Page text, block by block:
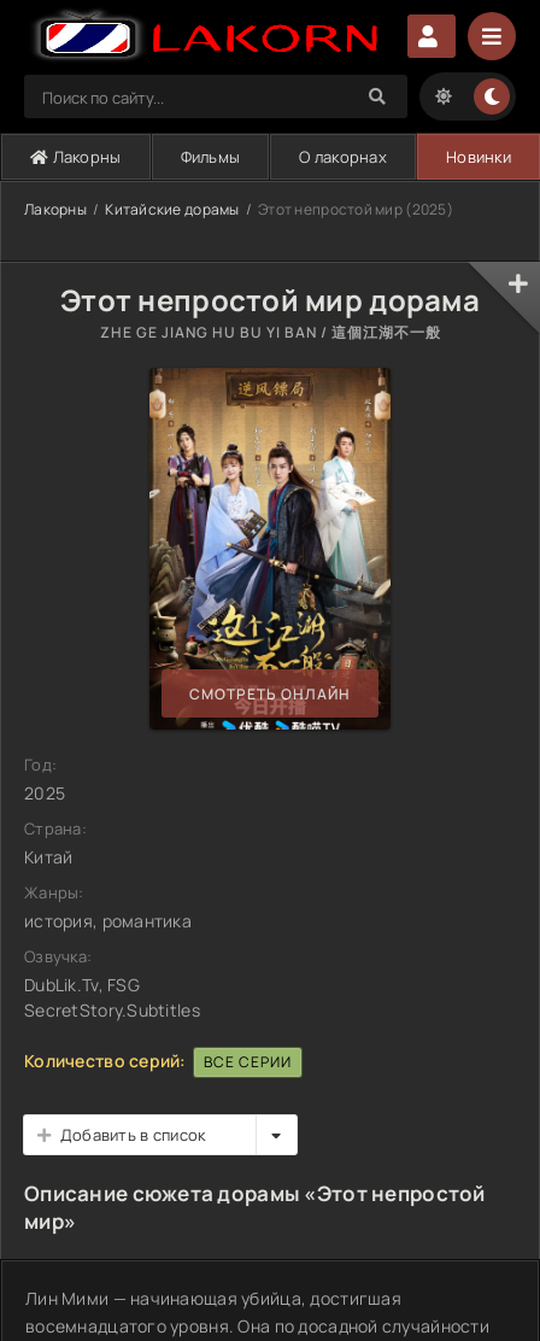
Лакорны Фильмы О лакорнах Новинки
Лакорны Китайские дорамы Этот непростой мир (2025)
Этот непростой мир дорама
ZHE GE JIANG HU BU YI BAN / 這個江湖不一般
СМОТРЕТЬ ОНЛАЙН
Год:
2025
Страна:
Китай
Жанры:
история, романтика
Озвучка:
DubLik.Tv, FSG
SecretStory.Subtitles
Количество серий: ВСЕ СЕРИИ
Добавить в список
Описание сюжета дорамы «Этот непростой
мир»
Лин Мими — начинающая убийца, достигшая
восемнадцатого уровня. Она по досадной случайности